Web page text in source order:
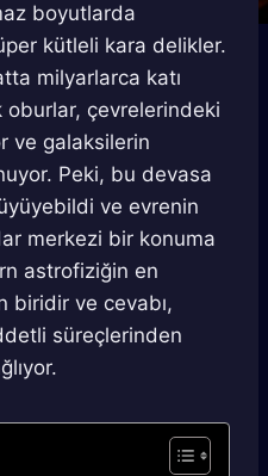
boyutlarda
kütleli kara delikler.
milyarlarca katı
çevrelerindeki
ve galaksilerin
Peki, bu devasa
ve evrenin
merkezi bir konuma
astrofiziğin en
biridir ve cevabı,
süreçlerinden